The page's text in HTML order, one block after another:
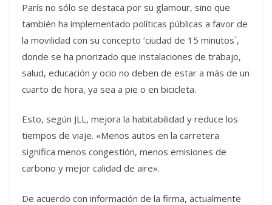
París no sólo se destaca por su glamour, sino que
también ha implementado políticas públicas a favor de
la movilidad con su concepto ‘ciudad de 15 minutos´,
donde se ha priorizado que instalaciones de trabajo,
salud, educación y ocio no deben de estar a más de un
cuarto de hora, ya sea a pie o en bicicleta.
Esto, según JLL, mejora la habitabilidad y reduce los
tiempos de viaje. «Menos autos en la carretera
significa menos congestión, menos emisiones de
carbono y mejor calidad de aire».
De acuerdo con información de la firma, actualmente